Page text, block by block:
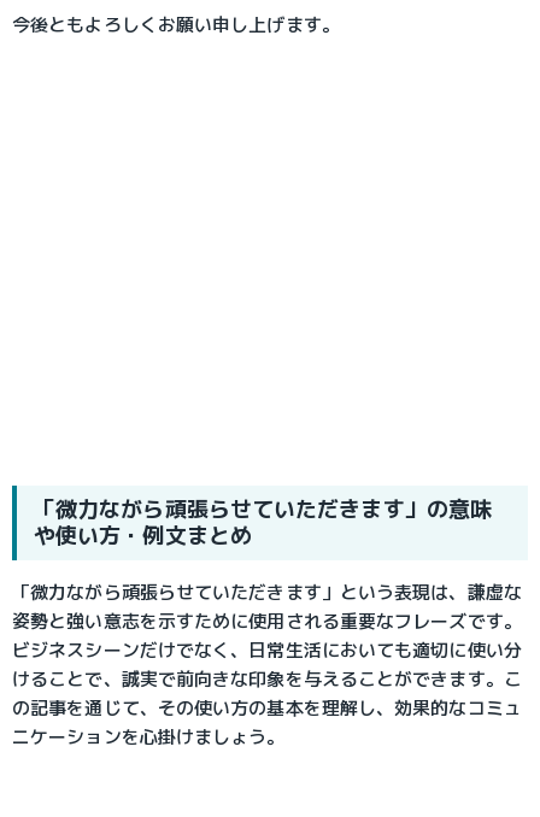
今後ともよろしくお願い申し上げます。
「微力ながら頑張らせていただきます」の意味
や使い方・例文まとめ
「微力ながら頑張らせていただきます」という表現は、謙虚な
姿勢と強い意志を示すために使用される重要なフレーズです。
ビジネスシーンだけでなく、日常生活においても適切に使い分
けることで、誠実で前向きな印象を与えることができます。こ
の記事を通じて、その使い方の基本を理解し、効果的なコミュ
ニケーションを心掛けましょう。